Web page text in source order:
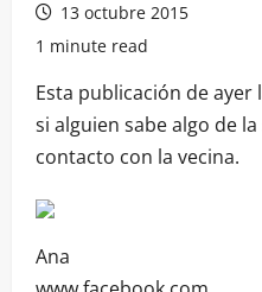
13 octubre 2015
1 minute read
Esta publicación de
si alguien sabe algo de
contacto con la vecina.
Ana